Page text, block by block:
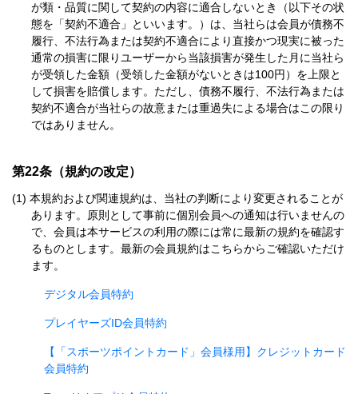
が類・品質に関して契約の内容に適合しないとき（以下その状
態を「契約不適合」といいます。）は、当社らは会員が債務不
履行、不法行為または契約不適合により直接かつ現実に被った
通常の損害に限りユーザーから当該損害が発生した月に当社ら
が受領した金額（受領した金額がないときは100円）を上限と
して損害を賠償します。ただし、債務不履行、不法行為または
契約不適合が当社らの故意または重過失による場合はこの限り
ではありません。
第22条（規約の改定）
本規約および関連規約は、当社の判断により変更されることが
あります。原則として事前に個別会員への通知は行いませんの
で、会員は本サービスの利用の際には常に最新の規約を確認す
るものとします。最新の会員規約はこちらからご確認いただけ
ます。
デジタル会員特約
プレイヤーズID会員特約
【「スポーツポイントカード」会員様用】クレジットカード
会員特約